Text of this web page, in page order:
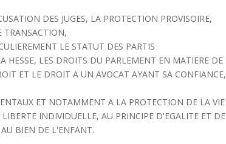
DES JUGES, LA PROTECTION PROVISOIRE,
TRANSACTION,
LE STATUT DES PARTIS
HESSE, LES DROITS DU PARLEMENT EN MATIERE DE
ET LE DROIT A UN AVOCAT AYANT SA CONFIANCE,
ET NOTAMMENT A LA PROTECTION DE LA VIE
INDIVIDUELLE, AU PRINCIPE D'EGALITE ET DE
BIEN DE L'ENFANT.